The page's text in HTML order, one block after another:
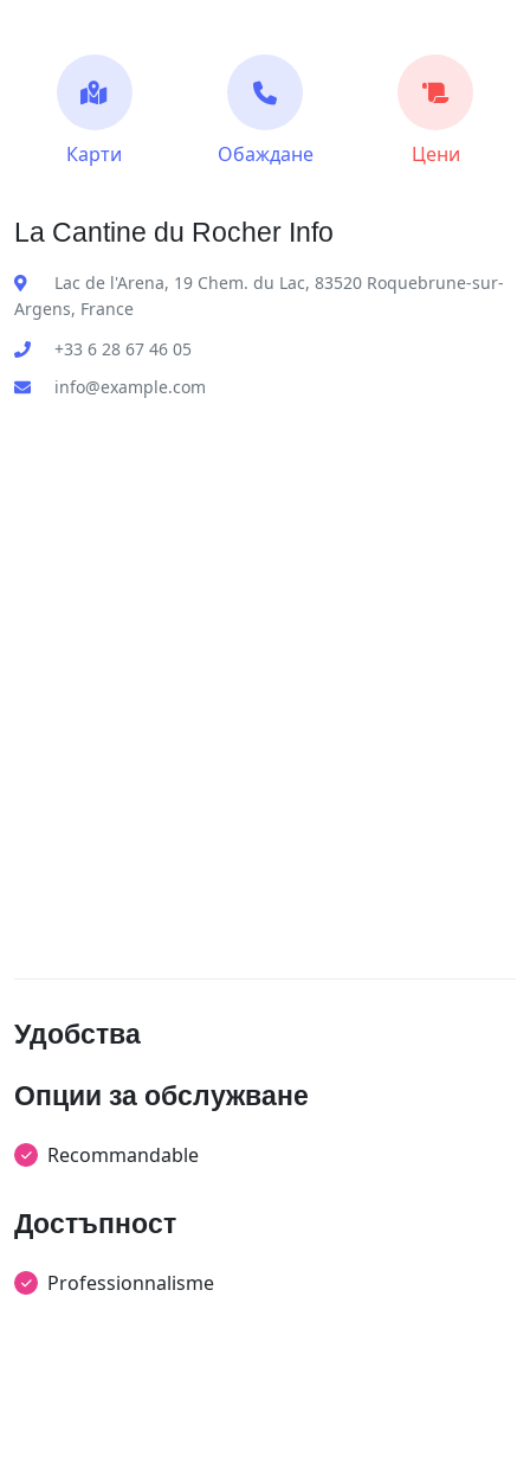
Карти Обаждане Цени
La Cantine du Rocher Info
Lac de l'Arena, 19 Chem. du Lac, 83520 Roquebrune-sur-
Argens, France
+33 6 28 67 46 05
info@example.com
Удобства
Опции за обслужване
Recommandable
Достъпност
Professionnalisme